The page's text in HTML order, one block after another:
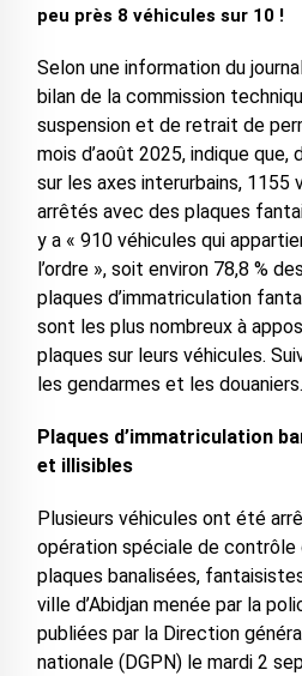
peu près 8 véhicules sur 10 !
Selon une information du
bilan de la commission
suspension et de retrait de
mois d’août 2025, indique que,
sur les axes interurbains, 1155
arrêtés avec des plaques
y a « 910 véhicules qui
l’ordre », soit environ 78,8 %
plaques d’immatriculation
sont les plus nombreux à
plaques sur leurs véhicules.
les gendarmes et les douaniers.
Plaques d’immatriculation
et illisibles
Plusieurs véhicules ont été
opération spéciale de
plaques banalisées,
ville d’Abidjan menée par la
publiées par la Direction
nationale (DGPN) le mardi 2